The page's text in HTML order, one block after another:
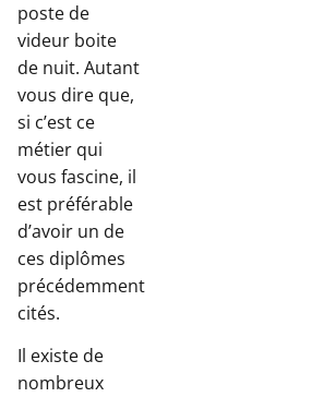
poste de
videur boite
de nuit. Autant
vous dire que,
si c’est ce
métier qui
vous fascine, il
est préférable
d’avoir un de
ces diplômes
précédemment
cités.
Il existe de
nombreux